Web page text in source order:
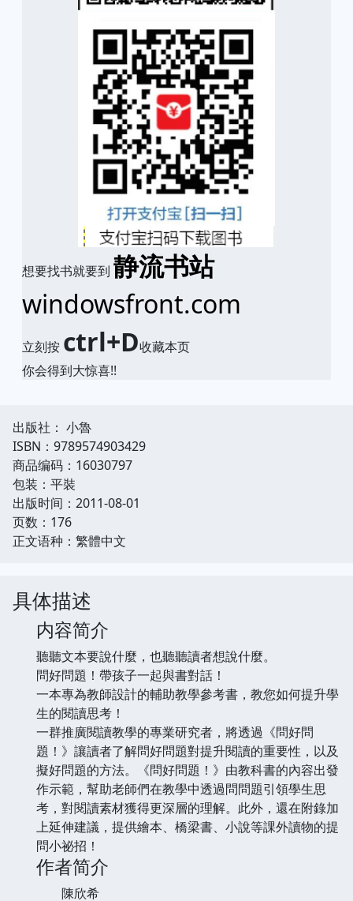
想要找书就要到 静流书站
windowsfront.com
立刻按 ctrl+D收藏本页
你会得到大惊喜!!
出版社： 小魯
ISBN：9789574903429
商品编码：16030797
包装：平裝
出版时间：2011-08-01
页数：176
正文语种：繁體中文
具体描述
内容简介
聽聽文本要說什麼，也聽聽讀者想說什麼。
問好問題！帶孩子一起與書對話！
一本專為教師設計的輔助教學參考書，教您如何提升學
生的閱讀思考！
一群推廣閱讀教學的專業研究者，將透過《問好問
題！》讓讀者了解問好問題對提升閱讀的重要性，以及
擬好問題的方法。《問好問題！》由教科書的內容出發
作示範，幫助老師們在教學中透過問問題引領學生思
考，對閱讀素材獲得更深層的理解。此外，還在附錄加
上延伸建議，提供繪本、橋梁書、小說等課外讀物的提
問小祕招！
作者简介
陳欣希